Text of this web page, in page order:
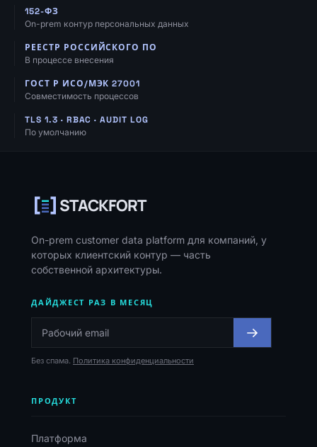
152-ФЗ
On-prem контур персональных данных
РЕЕСТР РОССИЙСКОГО ПО
В процессе внесения
ГОСТ Р ИСО/МЭК 27001
Совместимость процессов
TLS 1.3 · RBAC · AUDIT LOG
По умолчанию
STACKFORT
On-prem customer data platform для компаний, у
которых клиентский контур — часть
собственной архитектуры.
ДАЙДЖЕСТ РАЗ В МЕСЯЦ
Без спама. Политика конфиденциальности
ПРОДУКТ
Платформа